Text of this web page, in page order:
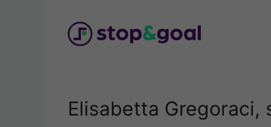
Elisabetta Gregoraci,